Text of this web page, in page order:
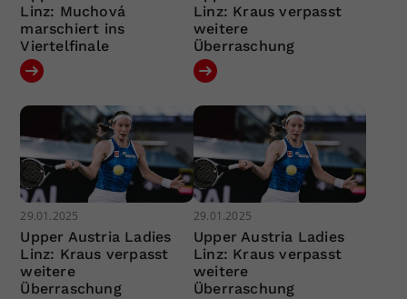
Linz: Muchová
marschiert ins
Viertelfinale
Linz: Kraus verpasst
weitere
Überraschung
29.01.2025
Upper Austria Ladies
Linz: Kraus verpasst
weitere
Überraschung
29.01.2025
Upper Austria Ladies
Linz: Kraus verpasst
weitere
Überraschung